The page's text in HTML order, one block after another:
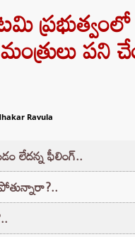
Ravula
లేదన్న ఫీలింగ్‌..